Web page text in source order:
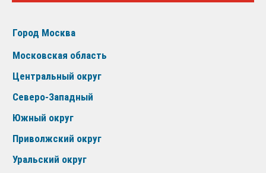
Город Москва
Московская область
Центральный округ
Северо-Западный
Южный округ
Приволжский округ
Уральский округ